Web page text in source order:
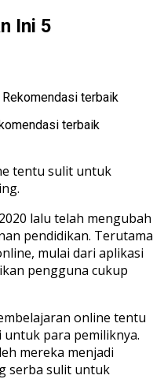
Ini 5
terbaik
tentu sulit untuk
lalu telah mengubah
pendidikan. Terutama
mulai dari aplikasi
pengguna cukup
online tentu
para pemiliknya.
mereka menjadi
serba sulit untuk